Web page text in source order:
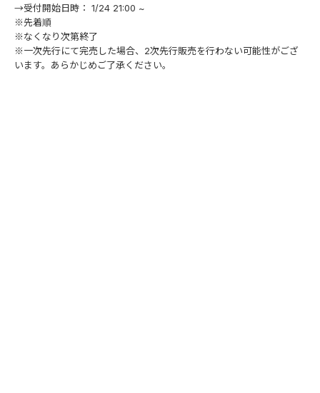
→受付開始日時： 1/24 21:00 ~
※先着順
※なくなり次第終了
※一次先行にて完売した場合、2次先行販売を行わない可能性がござ
います。あらかじめご了承ください。